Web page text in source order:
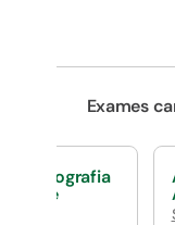
Exames
De